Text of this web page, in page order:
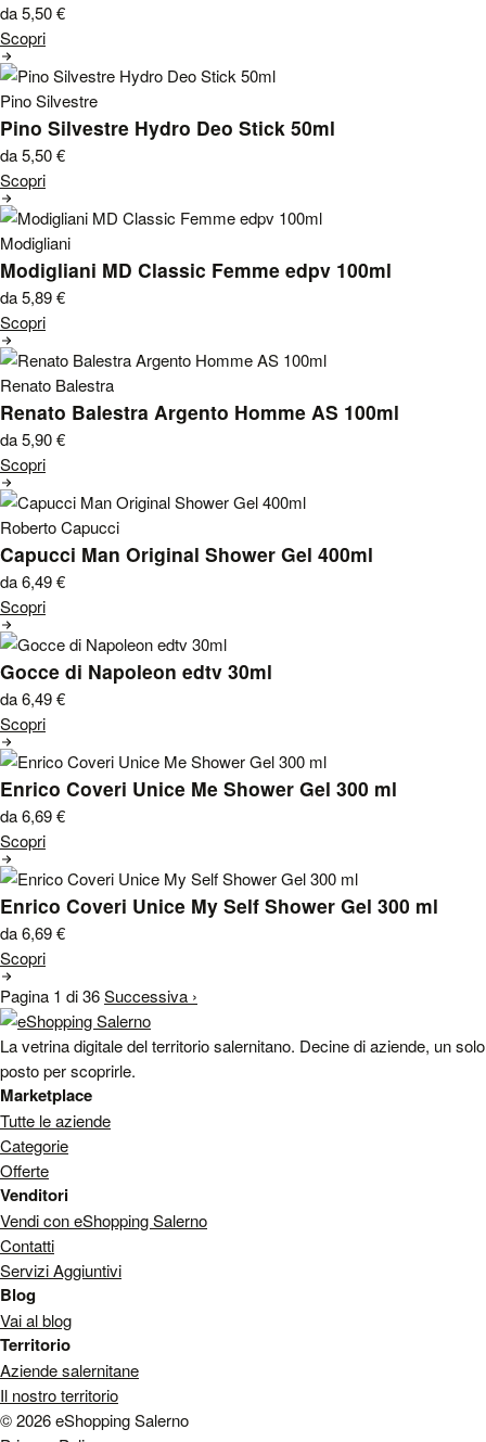
da 5,50€
Scopri
Pino Silvestre
Pino Silvestre Hydro Deo Stick 50ml
da 5,50€
Scopri
Modigliani
Modigliani MD Classic Femme edpv 100ml
da 5,89€
Scopri
Renato Balestra
Renato Balestra Argento Homme AS 100ml
da 5,90€
Scopri
Roberto Capucci
Capucci Man Original Shower Gel 400ml
da 6,49€
Scopri
Gocce di Napoleon edtv 30ml
da 6,49€
Scopri
Enrico Coveri Unice Me Shower Gel 300 ml
da 6,69€
Scopri
Enrico Coveri Unice My Self Shower Gel 300 ml
da 6,69€
Scopri
Pagina 1 di 36Successiva ›
La vetrina digitale del territorio salernitano. Decine di aziende, un solo
posto per scoprirle.
Marketplace
Tutte le aziende
Categorie
Offerte
Venditori
Vendi con eShopping Salerno
Contatti
Servizi Aggiuntivi
Blog
Vai al blog
Territorio
Aziende salernitane
Il nostro territorio
© 2026 eShopping Salerno